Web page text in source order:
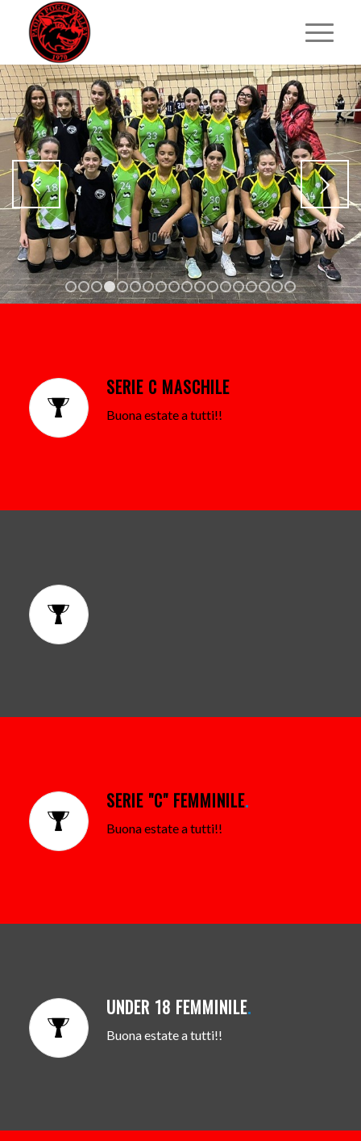
Posteriore
1 2 3 4 5 6 7 8 9 10111213141516
SERIE C MASCHILE
Buona estate a tutti!!
SERIE "C" FEMMINILE.
Buona estate a tutti!!
UNDER 18 FEMMINILE.
Buona estate a tutti!!